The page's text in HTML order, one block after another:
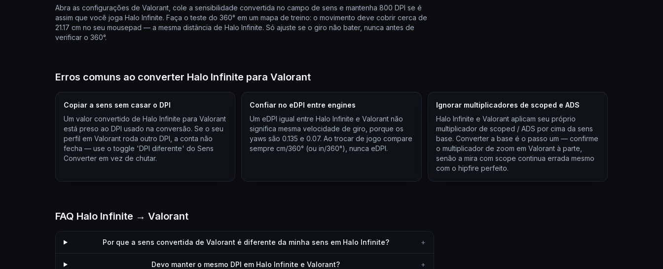
Abra as configurações de Valorant, cole a sensibilidade convertida no campo de sens e mantenha 800 DPI se é
assim que você joga Halo Infinite. Faça o teste do 360° em um mapa de treino: o movimento deve cobrir cerca de
21.17 cm no seu mousepad — a mesma distância de Halo Infinite. Só ajuste se o giro não bater, nunca antes de
verificar o 360°.
Erros comuns ao converter Halo Infinite para Valorant
Copiar a sens sem casar o DPI
Um valor convertido de Halo Infinite para Valorant
está preso ao DPI usado na conversão. Se o seu
perfil em Valorant roda outro DPI, a conta não
fecha — use o toggle 'DPI diferente' do Sens
Converter em vez de chutar.
Confiar no eDPI entre engines
Um eDPI igual entre Halo Infinite e Valorant não
significa mesma velocidade de giro, porque os
yaws são 0.135 e 0.07. Ao trocar de jogo compare
sempre cm/360° (ou in/360°), nunca eDPI.
Ignorar multiplicadores de scoped e ADS
Halo Infinite e Valorant aplicam seu próprio
multiplicador de scoped / ADS por cima da sens
base. Converter a base é o passo um — confirme
o multiplicador de zoom em Valorant à parte,
senão a mira com scope continua errada mesmo
com o hipfire perfeito.
FAQ Halo Infinite → Valorant
Por que a sens convertida de Valorant é diferente da minha sens em Halo Infinite? +
Devo manter o mesmo DPI em Halo Infinite e Valorant? +